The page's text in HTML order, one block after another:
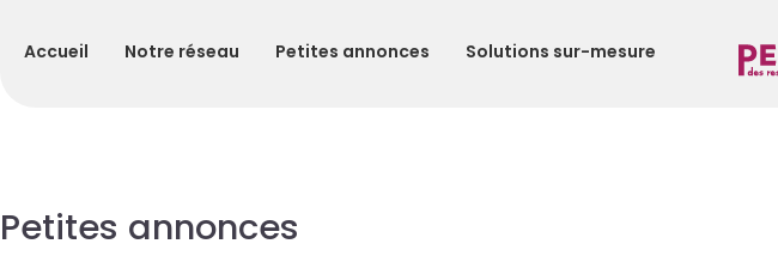
Accueil Notre réseau Petites annonces Solutions sur-mesure
Petites annonces